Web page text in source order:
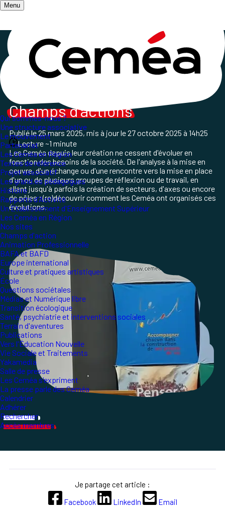
Menu
Qui sommes-nous ?
Une structure associative
Le mouvement
Partenariat
Les Ceméa en Région
Textes de référence
Projet associatif
Les grand.es pédagogues
Histoire
Rapports d'Activité
Un Etablissement d'Enseignement Supérieur
Les Ceméa en Région
Nos sites
Champs d'action
Animation Professionnelle
BAFA et BAFD
Europe international
Culture et pratiques artistiques
École
Questions sociétales
Médias et Numérique libre
Transition écologique
Santé, psychiatrie et interventions sociales
Terrain d'aventures
Publications
Vers l'Éducation Nouvelle
Vie Sociale et Traitements
Yakamedia
Salle de presse
Les Ceméa s'expriment
La presse parle des Ceméa
Calendrier
Adhérer
Rechercher
Accès membres
Accueil/ Qui sommes-nous ? / Histoire des Ceméa
Histoire des Champs d'actions
Champs d'actions
Publié le25 mars 2025, mis à jour le27 octobre 2025 à 14h25
Lecture ~1 minute
Les Ceméa depuis leur création ne cessent d'évoluer en
fonction des besoins de la société. De l'analyse à la mise en
oeuvre, d'un échange ou d'une rencontre vers la mise en place
d'un ou de plusieurs groupes de réflexion ou de travail, en
allant jusqu'à parfois la création de secteurs, d'axes ou encore
de pôles ; (re)découvrir comment les Ceméa ont organisés ces
évolutions.
Je partage cet article :
Facebook
LinkedIn Email